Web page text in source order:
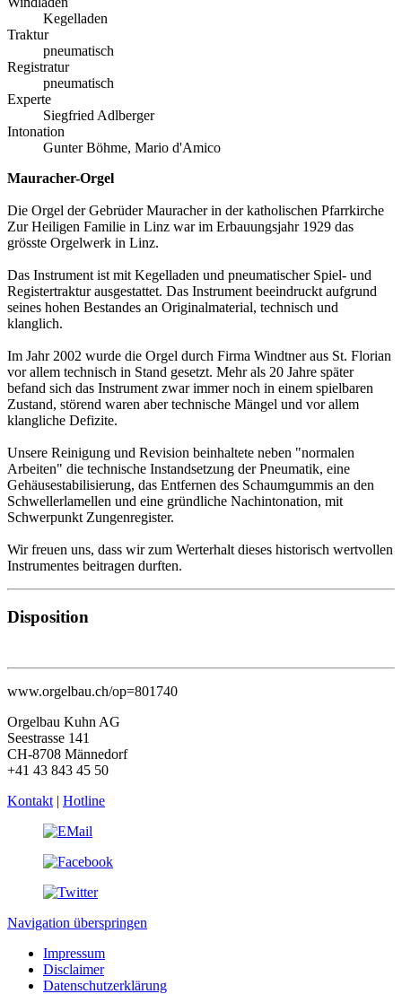
Kegelladen
Traktur
pneumatisch
Registratur
pneumatisch
Experte
Siegfried Adlberger
Intonation
Gunter Böhme, Mario d'Amico
Mauracher-Orgel
Die Orgel der Gebrüder Mauracher in der katholischen Pfarrkirche
Zur Heiligen Familie in Linz war im Erbauungsjahr 1929 das
grösste Orgelwerk in Linz.
Das Instrument ist mit Kegelladen und pneumatischer Spiel- und
Registertraktur ausgestattet. Das Instrument beeindruckt aufgrund
seines hohen Bestandes an Originalmaterial, technisch und
klanglich.
Im Jahr 2002 wurde die Orgel durch Firma Windtner aus St. Florian
vor allem technisch in Stand gesetzt. Mehr als 20 Jahre später
befand sich das Instrument zwar immer noch in einem spielbaren
Zustand, störend waren aber technische Mängel und vor allem
klangliche Defizite.
Unsere Reinigung und Revision beinhaltete neben "normalen
Arbeiten" die technische Instandsetzung der Pneumatik, eine
Gehäusestabilisierung, das Entfernen des Schaumgummis an den
Schwellerlamellen und eine gründliche Nachintonation, mit
Schwerpunkt Zungenregister.
Wir freuen uns, dass wir zum Werterhalt dieses historisch wertvollen
Instrumentes beitragen durften.
Disposition
www.orgelbau.ch/op=801740
Orgelbau Kuhn AG
Seestrasse 141
CH-8708 Männedorf
+41 43 843 45 50
Kontakt | Hotline
Navigation überspringen
Impressum
Disclaimer
Datenschutzerklärung